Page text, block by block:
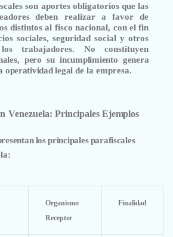
son aportes obligatorios que las
deben realizar a favor
de
distintos al fisco nacional, con el fin
sociales, seguridad social y otros
los trabajadores. No
constituyen
pero su incumplimiento genera
operatividad legal de la empresa.
Venezuela: Principales Ejemplos
los principales parafiscales
Organismo
Receptor
Finalidad